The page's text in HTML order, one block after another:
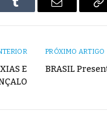
Tumblr
E-
E
PRÓXIMO ARTIGO
BRASIL